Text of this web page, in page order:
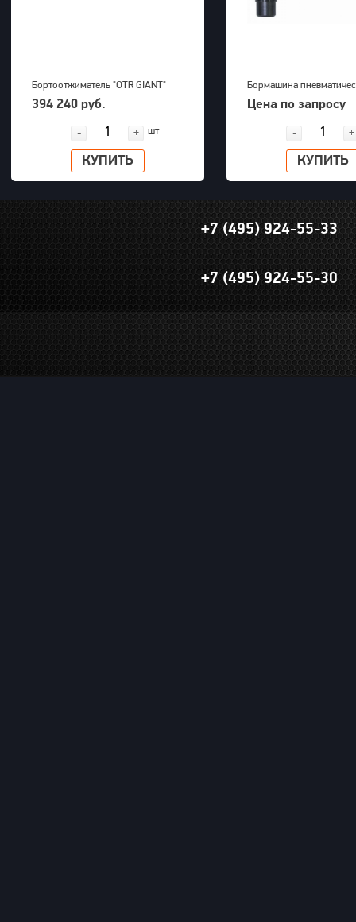
Бортоотжиматель "OTR GIANT"
(39-63") для 5-ти составных
394 240 руб.
- + шт
КУПИТЬ
Бормашина
Kawasaki KPT-26DGBS
Цена по запросу
- +
КУПИТЬ
+7 (495) 924-55-33
+7 (495) 924-55-30